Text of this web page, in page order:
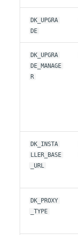
DK_UPGRA
DE
DK_UPGRA
DE_MANAGE
R
DK_INSTA
LLER_BASE
_URL
DK_PROXY
_TYPE